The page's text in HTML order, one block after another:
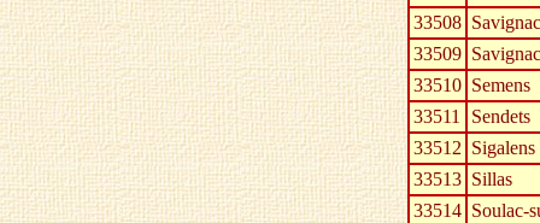
33508 Savignac
33509
33510 Semens
33511
Sendets
33512 Sigalens
33513 Sillas
33514 Soulac-